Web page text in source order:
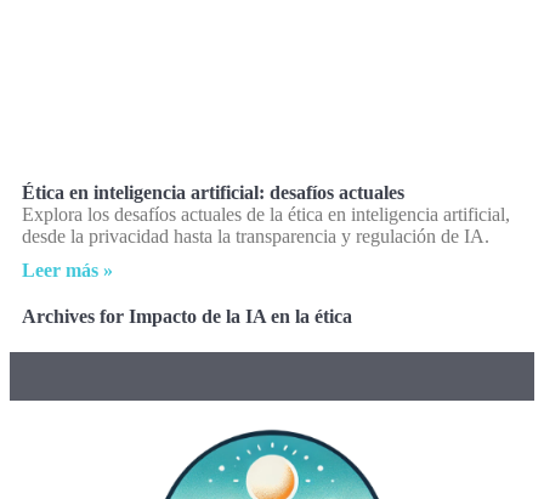
Ética en inteligencia artificial: desafíos actuales
Explora los desafíos actuales de la ética en inteligencia artificial,
desde la privacidad hasta la transparencia y regulación de IA.
Leer más »
Archives for Impacto de la IA en la ética